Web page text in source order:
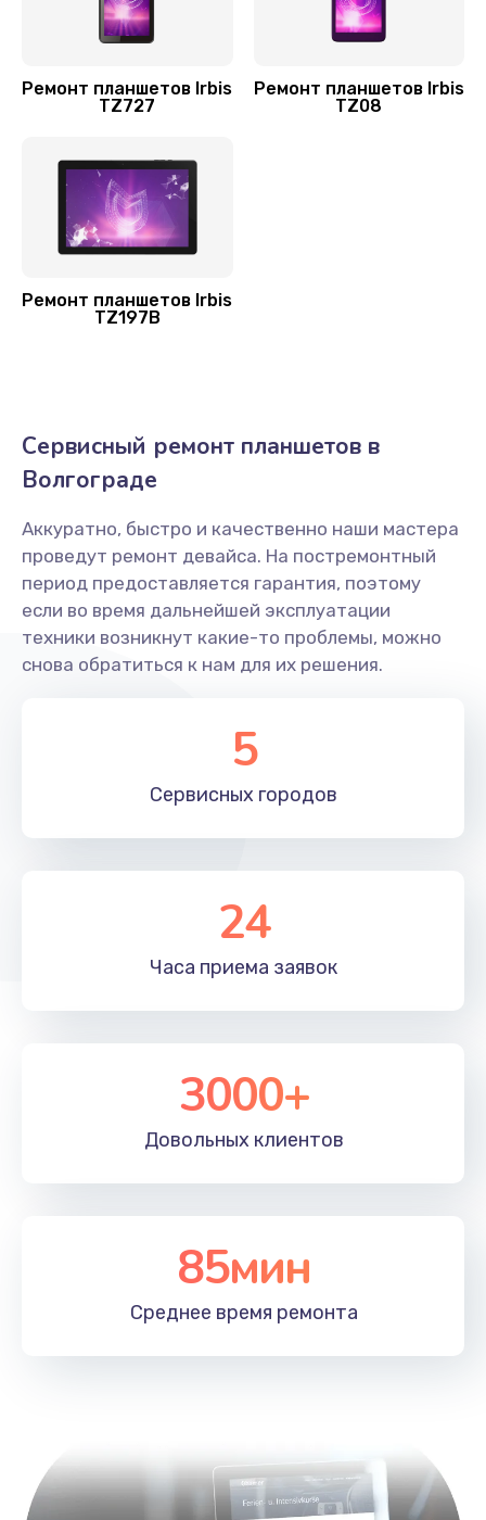
Ремонт планшетов Irbis
TZ727
Ремонт планшетов Irbis
TZ08
Ремонт планшетов Irbis
TZ197B
Сервисный ремонт планшетов в
Волгограде
Аккуратно, быстро и качественно наши мастера
проведут ремонт девайса. На постремонтный
период предоставляется гарантия, поэтому
если во время дальнейшей эксплуатации
техники возникнут какие-то проблемы, можно
снова обратиться к нам для их решения.
5
Сервисных городов
24
Часа приема заявок
3000+
Довольных клиентов
85мин
Среднее время ремонта